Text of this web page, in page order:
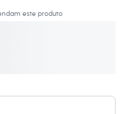
este produto